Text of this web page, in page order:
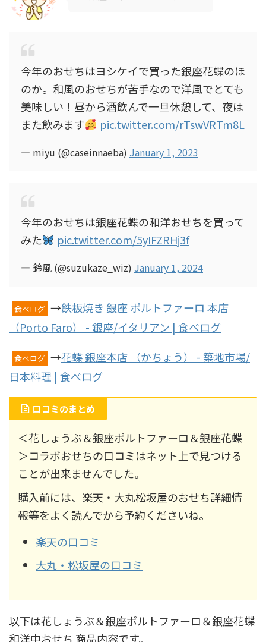
今年のおせちはヨシケイで買った銀座花蝶のほ
のか。和風のおせちが苦手なので洋風でとても
美味しい！昼から酒飲んで一旦休憩して、夜は
また飲みます
pic.twitter.com/rTswVRTm8L
— miyu (@caseinnaeba) January 1, 2023
今年のおせちは銀座花蝶の和洋おせちを買って
みた
pic.twitter.com/5yIFZRHj3f
— 鈴風 (@suzukaze_wiz) January 1, 2024
食べログ →鉄板焼き 銀座 ポルトファーロ 本店
（Porto Faro） - 銀座/イタリアン | 食べログ
食べログ →花蝶 銀座本店 （かちょう） - 築地市場/
日本料理 | 食べログ
口コミのまとめ
＜花しょうぶ＆銀座ポルトファーロ＆銀座花蝶
＞コラボおせちの口コミはネット上で見つける
ことが出来ませんでした。
購入前には、楽天・大丸松坂屋のおせち詳細情
報等をよく読んでから予約くださいね。
楽天の口コミ
大丸・松坂屋の口コミ
以下は花しょうぶ＆銀座ポルトファーロ＆銀座花蝶
和洋中おせち 商品内容です。